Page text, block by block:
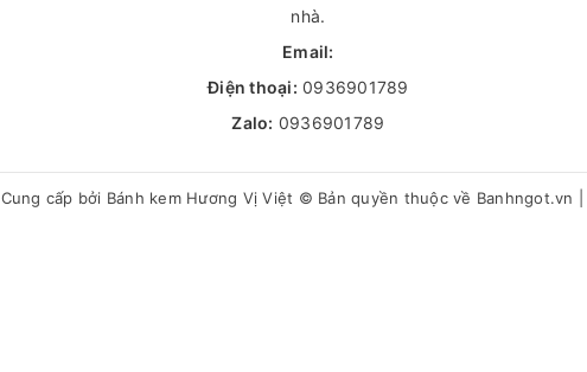
nhà.
Email:
Điện thoại: 0936901789
Zalo: 0936901789
Cung cấp bởi Bánh kem Hương Vị Việt © Bản quyền thuộc về Banhngot.vn